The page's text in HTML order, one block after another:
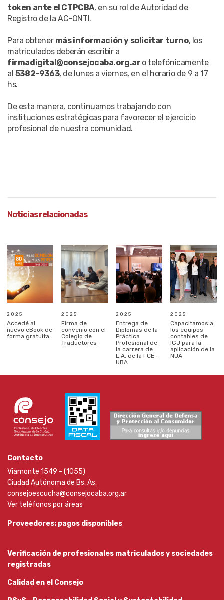
token ante el CTPCBA, en su rol de Autoridad de
Registro de la AC-ONTI.
Para obtener más información y solicitar turno, los
matriculados deberán escribir a
firmadigital@consejocaba.org.ar o telefónicamente
al 5382-9363, de lunes a viernes, en el horario de 9 a 17
hs.
De esta manera, continuamos trabajando con
instituciones estratégicas para favorecer el ejercicio
profesional de nuestra comunidad.
Noticias relacionadas
2025
Accedé al
nuevo eBook de
forma gratuita
2025
Firma de
convenio con el
Colegio de
Traductores
2025
Entrega de
Diplomas de la
Práctica
Profesional de
la carrera de
L.A. de la FCE-
UBA
2025
Capacitamos a
los equipos
contables de
IGJ para la
aplicación de la
NUA
Contacto
Viamonte 1549 - (1055)
Ciudad Autónoma de Bs. As.
consejoescucha@consejocaba.org.ar
Ver teléfonos por áreas
Proveedores: pagos disponibles
Verificación de profesionales matriculados y sociedades
registradas
Calidad en el Consejo